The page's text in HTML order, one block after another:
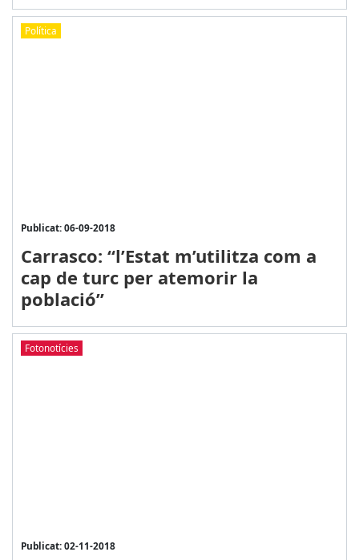
Política
Publicat: 06-09-2018
Carrasco: “l’Estat m’utilitza com a
cap de turc per atemorir la
població”
Fotonotícies
Publicat: 02-11-2018